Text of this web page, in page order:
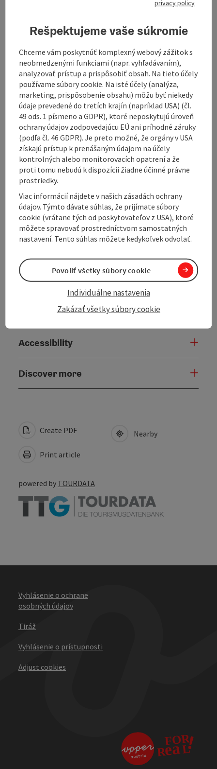
Located in the centre of Hartkirchen
Located in the centre of Hartkirchen
Contact
General information
Equipment
Prices
Arrival
Suitability
Accessibility
Discover more
adjust the filter functions!
Create PDF
Print article
Nearby
powered by TOURDATA
Vyhlásenie o ochrane
osobných údajov
Tiráž
Vyhlásenie o prístupnosti
Adjust cookies
privacy policy
Rešpektujeme vaše súkromie
Chceme vám poskytnúť komplexný webový zážitok s
neobmedzenými funkciami (napr. vyhľadávaním),
analyzovať prístup a prispôsobiť obsah. Na tieto účely
používame súbory cookie. Na isté účely (analýza,
marketing, prispôsobenie obsahu) môžu byť niekedy
údaje prevedené do tretích krajín (napríklad USA) (čl.
49 ods. 1 písmeno a GDPR), ktoré neposkytujú úroveň
ochrany údajov zodpovedajúcu EÚ ani príhodné záruky
(podľa čl. 46 GDPR). Je preto možné, že orgány v USA
získajú prístup k prenášaným údajom na účely
kontrolných alebo monitorovacích opatrení a že
proti tomu nebudú k dispozícii žiadne účinné právne
prostriedky.
Viac informácií nájdete v našich zásadách ochrany
údajov. Týmto dávate súhlas, že prijímate súbory
cookie (vrátane tých od poskytovateľov z USA), ktoré
môžete spravovať prostredníctvom samostatných
nastavení. Tento súhlas môžete kedykoľvek odvolať.
Zakázať všetky súbory cookie
Individuálne nastavenia
Povoliť všetky súbory cookie